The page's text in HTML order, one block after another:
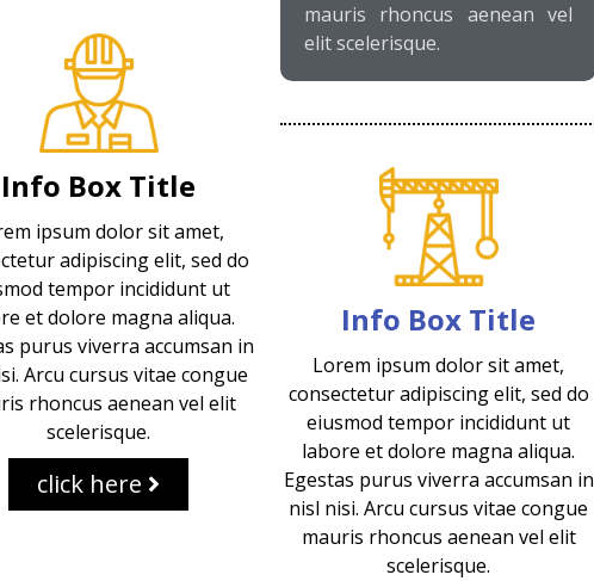
Info Box Title
ipsum dolor sit amet,
adipiscing elit, sed do
tempor incididunt ut
et dolore magna aliqua.
purus viverra accumsan in
Arcu cursus vitae congue
rhoncus aenean vel elit
scelerisque.
click here
mauris rhoncus aenean vel
elit scelerisque.
Info Box Title
Lorem ipsum dolor sit amet,
consectetur adipiscing elit, sed do
eiusmod tempor incididunt ut
labore et dolore magna aliqua.
Egestas purus viverra accumsan in
nisl nisi. Arcu cursus vitae congue
mauris rhoncus aenean vel elit
scelerisque.